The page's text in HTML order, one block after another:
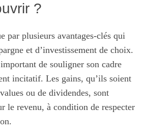
?
par plusieurs avantages-clés qui
et d’investissement de choix.
de souligner son cadre
incitatif. Les gains, qu’ils soient
ou de dividendes, sont
le revenu, à condition de respecter